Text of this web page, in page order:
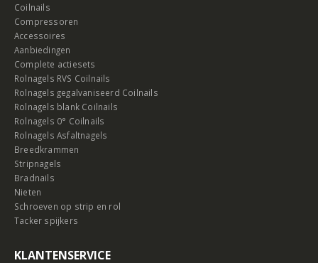
Coilnails
Compressoren
Accessoires
Aanbiedingen
Complete actiesets
Rolnagels RVS Coilnails
Rolnagels gegalvaniseerd Coilnails
Rolnagels blank Coilnails
Rolnagels 0° Coilnails
Rolnagels Asfaltnagels
Breedkrammen
Stripnagels
Bradnails
Nieten
Schroeven op strip en rol
Tacker spijkers
KLANTENSERVICE